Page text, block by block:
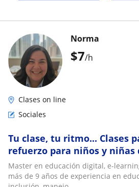
$7/h
Norma
Clases on line
Sociales
Tu clase, tu ritmo... Clases
refuerzo para niños y niñas
Master en educación digital, e-
más de 9 años de experiencia en